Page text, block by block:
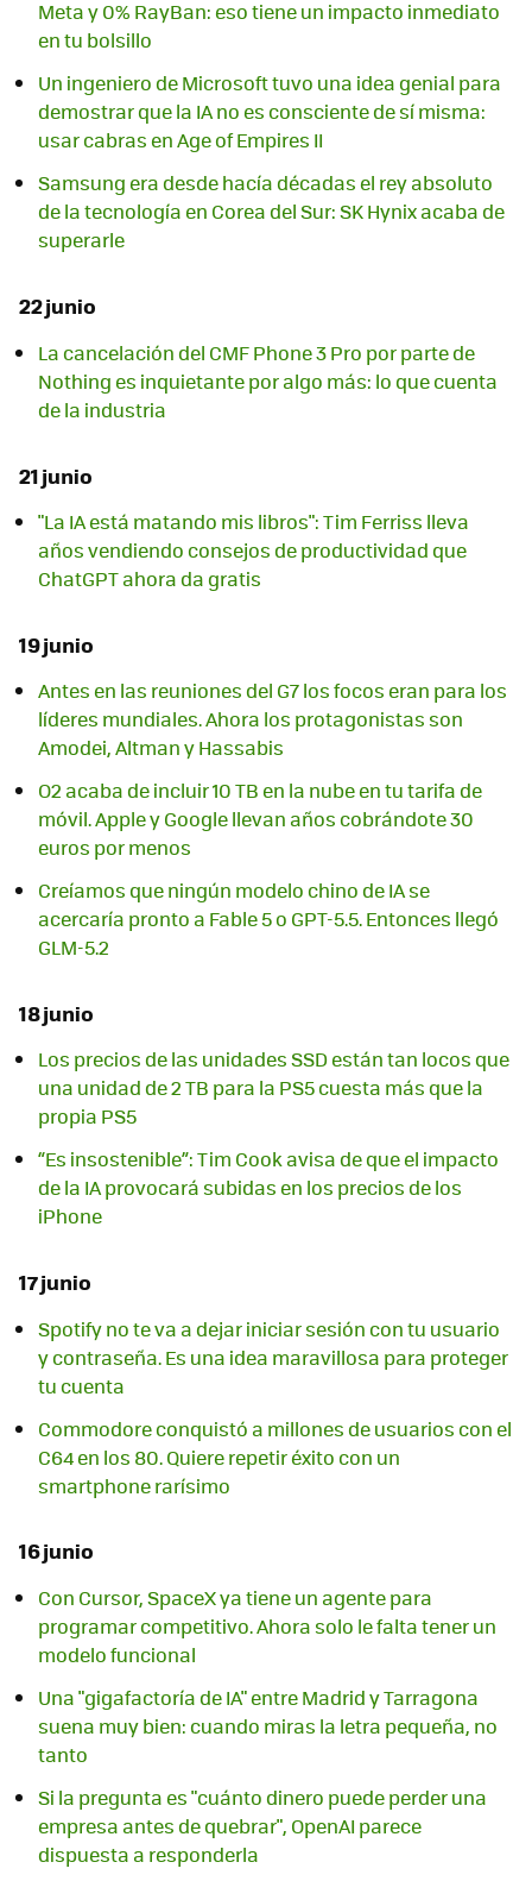
Meta y 0% RayBan: eso tiene un impacto inmediato
en tu bolsillo
Un ingeniero de Microsoft tuvo una idea genial para
demostrar que la IA no es consciente de sí misma:
usar cabras en Age of Empires II
Samsung era desde hacía décadas el rey absoluto
de la tecnología en Corea del Sur: SK Hynix acaba de
superarle
22 junio
La cancelación del CMF Phone 3 Pro por parte de
Nothing es inquietante por algo más: lo que cuenta
de la industria
21 junio
"La IA está matando mis libros": Tim Ferriss lleva
años vendiendo consejos de productividad que
ChatGPT ahora da gratis
19 junio
Antes en las reuniones del G7 los focos eran para los
líderes mundiales. Ahora los protagonistas son
Amodei, Altman y Hassabis
O2 acaba de incluir 10 TB en la nube en tu tarifa de
móvil. Apple y Google llevan años cobrándote 30
euros por menos
Creíamos que ningún modelo chino de IA se
acercaría pronto a Fable 5 o GPT-5.5. Entonces llegó
GLM-5.2
18 junio
Los precios de las unidades SSD están tan locos que
una unidad de 2 TB para la PS5 cuesta más que la
propia PS5
“Es insostenible”: Tim Cook avisa de que el impacto
de la IA provocará subidas en los precios de los
iPhone
17 junio
Spotify no te va a dejar iniciar sesión con tu usuario
y contraseña. Es una idea maravillosa para proteger
tu cuenta
Commodore conquistó a millones de usuarios con el
C64 en los 80. Quiere repetir éxito con un
smartphone rarísimo
16 junio
Con Cursor, SpaceX ya tiene un agente para
programar competitivo. Ahora solo le falta tener un
modelo funcional
Una "gigafactoría de IA" entre Madrid y Tarragona
suena muy bien: cuando miras la letra pequeña, no
tanto
Si la pregunta es "cuánto dinero puede perder una
empresa antes de quebrar", OpenAI parece
dispuesta a responderla